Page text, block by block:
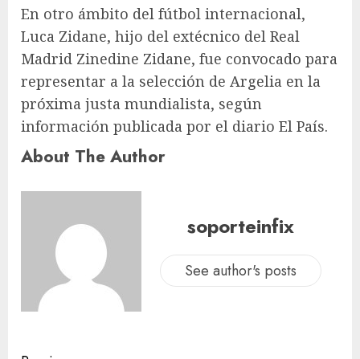
En otro ámbito del fútbol internacional,
Luca Zidane, hijo del extécnico del Real
Madrid Zinedine Zidane, fue convocado para
representar a la selección de Argelia en la
próxima justa mundialista, según
información publicada por el diario El País.
About The Author
soporteinfix
See author's posts